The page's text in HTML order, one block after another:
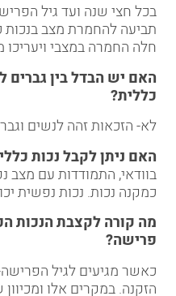
בכל חצי שנה ועד גיל
תביעה להחמרת מצב בנכות
חלה החמרה במצבי
האם יש הבדל בין גברים
כללית?
לא- הזכאות זהה לנשים
האם ניתן לקבל נכות
בוודאי, התמודדות עם מצב
כמקנה נכות. נכות נפשית יכולה
מה קורה לקצבת הנכות
פרישה?
כאשר מגיעים לגיל
הזקנה. במקרים אלו